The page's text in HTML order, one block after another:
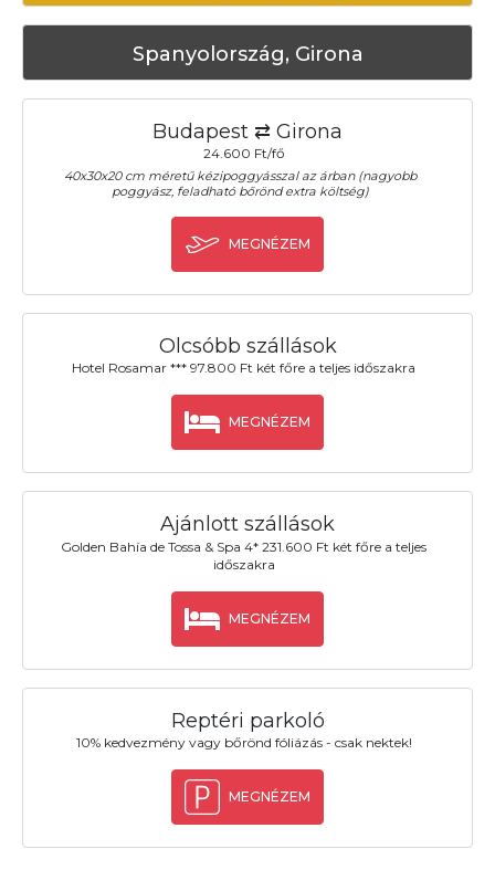
Spanyolország, Girona
Budapest ⇄ Girona
24.600 Ft/fő
40x30x20 cm méretű kézipoggyásszal az árban (nagyobb
poggyász, feladható bőrönd extra költség)
MEGNÉZEM
Olcsóbb szállások
Hotel Rosamar *** 97.800 Ft két főre a teljes időszakra
MEGNÉZEM
Ajánlott szállások
Golden Bahía de Tossa & Spa 4* 231.600 Ft két főre a teljes
időszakra
MEGNÉZEM
Reptéri parkoló
10% kedvezmény vagy bőrönd fóliázás - csak nektek!
MEGNÉZEM